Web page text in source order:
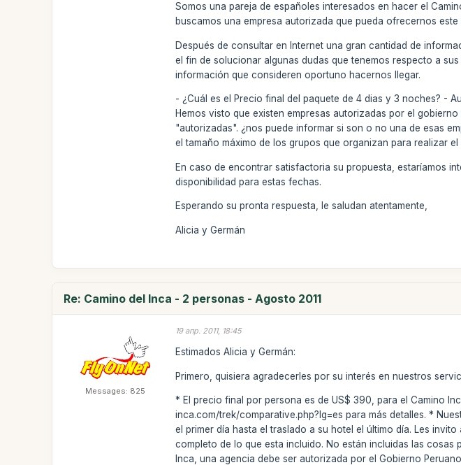
Somos una pareja de españoles interesados en hacer el
buscamos una empresa autorizada que pueda ofrecernos
Después de consultar en Internet una gran cantidad de
el fin de solucionar algunas dudas que tenemos respecto a
información que consideren oportuno hacernos llegar.
- ¿Cuál es el Precio final del paquete de 4 dias y 3 noches? -
Hemos visto que existen empresas autorizadas por el
"autorizadas". ¿nos puede informar si son o no una de esas
el tamaño máximo de los grupos que organizan para realizar el
En caso de encontrar satisfactoria su propuesta, estaríamos
disponibilidad para estas fechas.
Esperando su pronta respuesta, le saludan atentamente,
Alicia y Germán
Re: Camino del Inca - 2 personas - Agosto 2011
Messages: 825
19 апр. 2011, 18:45
Estimados Alicia y Germán:
Primero, quisiera agradecerles por su interés en nuestros
* El precio final por persona es de US$ 390, para el Camino
inca.com/trek/comparative.php?lg=es para más detalles. *
el primer día hasta el traslado a su hotel el último día. Les
completo de lo que esta incluido. No están incluidas las
Inca, una agencia debe ser autorizada por el Gobierno